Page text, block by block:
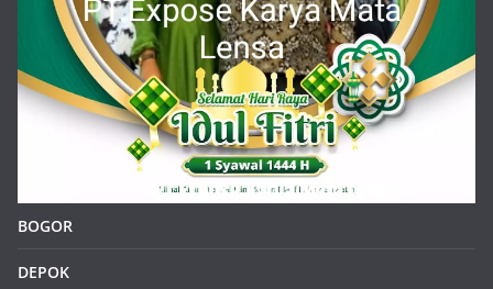
BOGOR
DEPOK